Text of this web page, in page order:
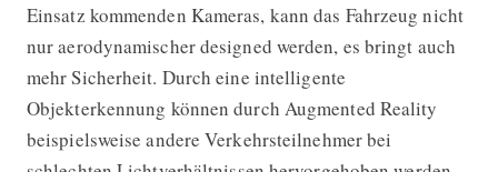
Einsatz kommenden Kameras, kann das Fahrzeug nicht
nur aerodynamischer designed werden, es bringt auch
mehr Sicherheit. Durch eine intelligente
Objekterkennung können durch Augmented Reality
beispielsweise andere Verkehrsteilnehmer bei